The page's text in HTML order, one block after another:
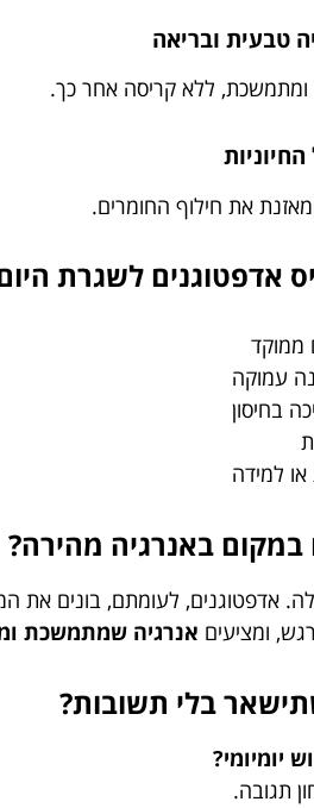
ומתמשכת, ללא קריסה אחר כך.
את חילוף החומרים.
אדפטוגנים לשגרת
ממוקד
עמוקה
בחיסון
למידה
באנרגיה מהירה?
אדפטוגנים, לעומתם, בונים את
ומציעים אנרגיה שמתמשכת
בלי תשובות?
תגובה.